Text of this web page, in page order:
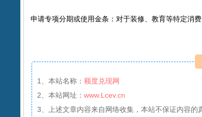
申请专项分期或使用金条‌：对于装修、教育等特定消
1、本站名称： 额度兑现网
2、本站网址： www.Lcev.cn
3、上述文章内容来自网络收集，本站不保证内容的